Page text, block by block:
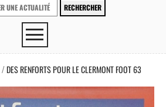
/DES RENFORTS POUR LE CLERMONT FOOT 63